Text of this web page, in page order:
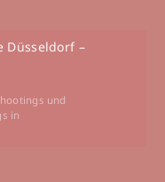
Düsseldorf –
und
in